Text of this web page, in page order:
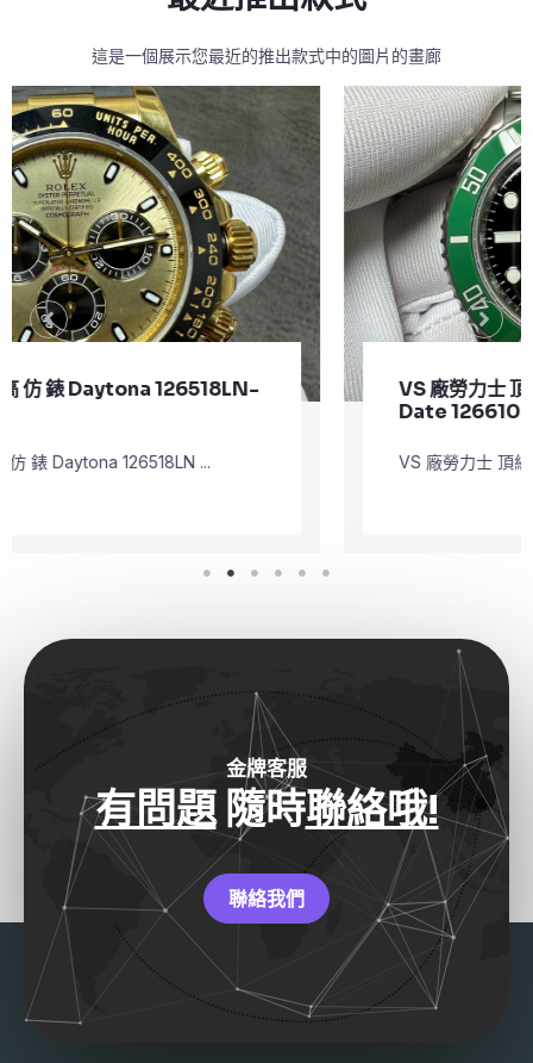
這是一個展示您最近的推出款式中的圖片的畫廊
VS 廠勞力士 頂級 復刻 錶 Submariner
VS 廠勞力士 頂級 復刻 錶 Submariner Dat ...
金牌客服
有問題隨時聯絡哦!
聯絡我們